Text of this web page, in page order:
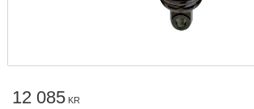
12 085 KR